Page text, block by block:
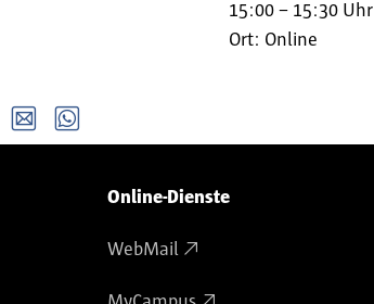
15:00 – 15:30 Uhr
Ort: Online
email Whatsapp
Online-Dienste
WebMail